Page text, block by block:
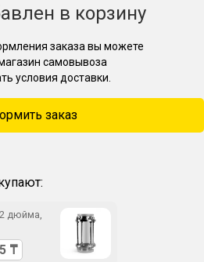
в корзину
заказа вы можете
самовывоза
условия доставки.
заказ
дюйма,